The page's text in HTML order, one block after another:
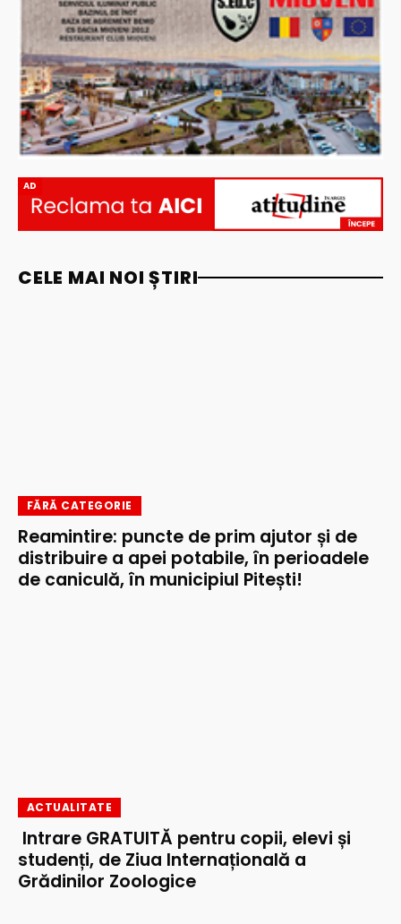
AD
CELE MAI NOI ȘTIRI
FĂRĂ CATEGORIE
Reamintire: puncte de prim ajutor și de
distribuire a apei potabile, în perioadele
de caniculă, în municipiul Pitești!
ACTUALITATE
Intrare GRATUITĂ pentru copii, elevi și
studenți, de Ziua Internațională a
Grădinilor Zoologice